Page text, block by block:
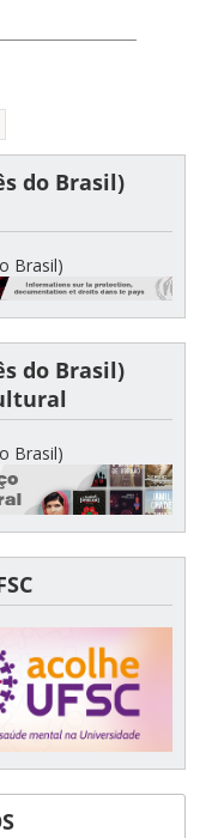
do Brasil)
Brasil)
do Brasil)
Brasil)